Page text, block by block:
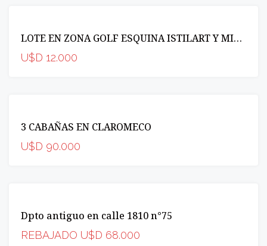
OPORTUNIDAD LOTE EN ZONA GOLF ESQUINA ISTILART Y MISIONES
U$D 12.000
OPORTUNIDAD
3 CABAÑAS EN CLAROMECO
U$D 90.000
OPORTUNIDAD
Dpto antiguo en calle 1810 n°75
REBAJADO U$D 68.000